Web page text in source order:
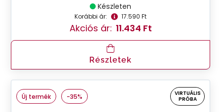
Készleten
Korábbi ár: 17.590 Ft
Akciós ár: 11.434 Ft
Részletek
Új termék -35%
VIRTUÁLIS
PRÓBA